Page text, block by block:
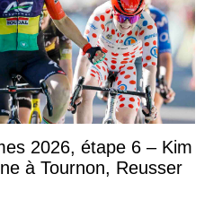
2026, étape 6 – Kim
à Tournon, Reusser